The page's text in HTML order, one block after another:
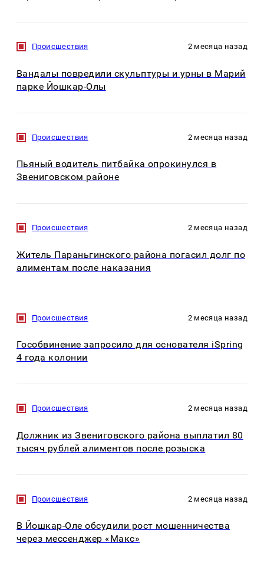
Происшествия 2 месяца назад
Вандалы повредили скульптуры и урны в Марий
парке Йошкар-Олы
Происшествия 2 месяца назад
Пьяный водитель питбайка опрокинулся в
Звениговском районе
Происшествия 2 месяца назад
Житель Параньгинского района погасил долг по
алиментам после наказания
Происшествия 2 месяца назад
Гособвинение запросило для основателя iSpring
4 года колонии
Происшествия 2 месяца назад
Должник из Звениговского района выплатил 80
тысяч рублей алиментов после розыска
Происшествия 2 месяца назад
В Йошкар-Оле обсудили рост мошенничества
через мессенджер «Макс»